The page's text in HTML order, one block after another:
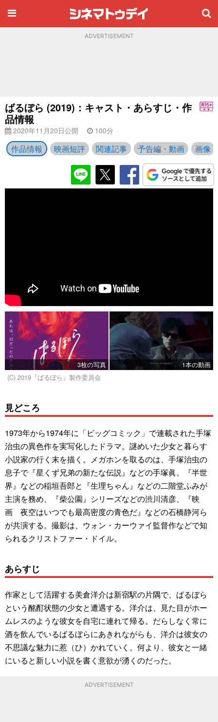
ADVERTISEMENT
ばるぼら (2019)：キャスト・あらすじ・作
品情報
2020年11月20日公開 100分
作品情報 映画短評 関連記事 予告編・動画 画像
3枚の写真
1本の動画
(C) 2019『ばるぼら』製作委員会
見どころ
1973年から1974年に「ビッグコミック」で連載された手塚
治虫の異色作を実写化したドラマ。謎めいた少女と暮らす
小説家の行く末を描く。メガホンを取るのは、手塚治虫の
息子で『星くず兄弟の新たな伝説』などの手塚眞。『半世
界』などの稲垣吾郎と『生理ちゃん』などの二階堂ふみが
主演を務め、『柴公園』シリーズなどの渋川清彦、『映
画 夜空はいつでも最高密度の青色だ』などの石橋静河ら
が共演する。撮影は、ウォン・カーウァイ監督作などで知
られるクリストファー・ドイル。
あらすじ
作家として活躍する美倉洋介は新宿駅の片隅で、ばるぼら
という酩酊状態の少女と遭遇する。洋介は、見た目がホー
ムレスのような彼女を自宅に連れて帰る。だらしなく常に
酒を飲んでいるばるぼらにあきれながらも、洋介は彼女の
不思議な魅力に惹（ひ）かれていく。何より、彼女と一緒
にいると新しい小説を書く意欲が湧くのだった。
ADVERTISEMENT